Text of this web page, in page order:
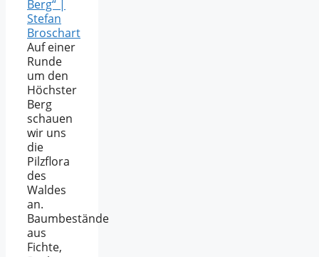
Berg“ |
Stefan
Broschart
Auf einer
Runde
um den
Höchster
Berg
schauen
wir uns
die
Pilzflora
des
Waldes
an.
Baumbestände
aus
Fichte,